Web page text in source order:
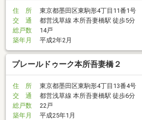
住 所
東京都墨田区東駒形4丁目11番1号
交 通
都営浅草線 本所吾妻橋駅 徒歩5分
総戸数
14戸
築年月
平成2年2月
プレールドゥーク本所吾妻橋２
住 所
東京都墨田区東駒形4丁目13番4号
交 通
都営浅草線 本所吾妻橋駅 徒歩6分
総戸数
22戸
築年月
平成25年1月